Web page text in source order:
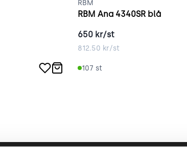
RBM
RBM Ana 4340SR blå
650 kr/st
812.50 kr/st
107 st